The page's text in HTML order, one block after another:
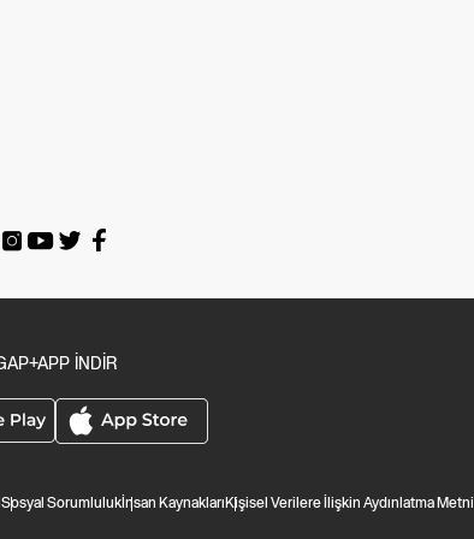
İNDİR
Sosyal Sorumlulukİnsan KaynaklarıKişisel Verilere İlişkin Aydınlatma Metni